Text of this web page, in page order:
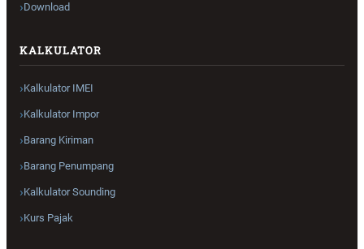
Download
KALKULATOR
Kalkulator IMEI
Kalkulator Impor
Barang Kiriman
Barang Penumpang
Kalkulator Sounding
Kurs Pajak